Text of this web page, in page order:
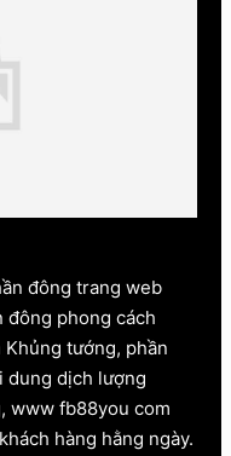
đông trang web
phong cách
tướng, phần
dung dịch lượng
www fb88you com
hàng hằng ngày.